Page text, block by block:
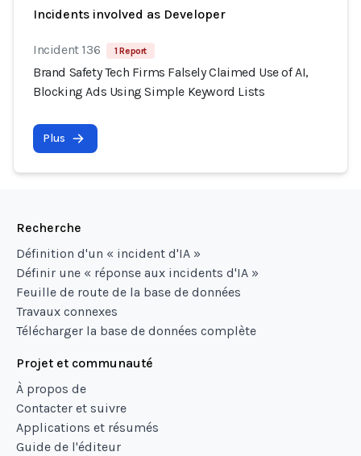
Incidents involved as Developer
Incident 136 1 Report
Brand Safety Tech Firms Falsely Claimed Use of AI,
Blocking Ads Using Simple Keyword Lists
Plus
Recherche
Définition d'un « incident d'IA »
Définir une « réponse aux incidents d'IA »
Feuille de route de la base de données
Travaux connexes
Télécharger la base de données complète
Projet et communauté
À propos de
Contacter et suivre
Applications et résumés
Guide de l'éditeur